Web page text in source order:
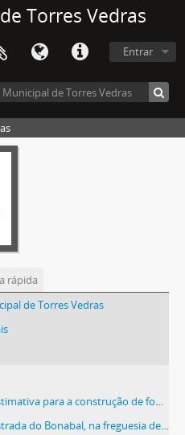
Torres Vedras
Entrar
rápida
de Torres Vedras
a construção de fonte e lavadouro na Zurrigueira, na freguesia de Matacães
do Bonabal, na freguesia de São Mamede da Ventosa